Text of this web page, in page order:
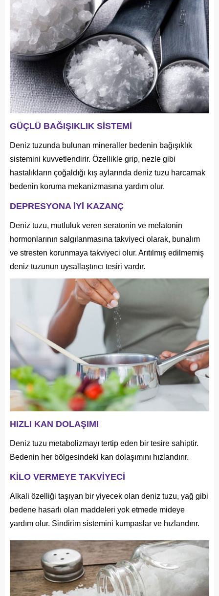
GÜÇLÜ BAĞIŞIKLIK SİSTEMİ
Deniz tuzunda bulunan mineraller bedenin bağışıklık
sistemini kuvvetlendirir. Özellikle grip, nezle gibi
hastalıkların çoğaldığı kış aylarında deniz tuzu harcamak
bedenin koruma mekanizmasına yardım olur.
DEPRESYONA İYİ KAZANÇ
Deniz tuzu, mutluluk veren seratonin ve melatonin
hormonlarının salgılanmasına takviyeci olarak, bunalım
ve stresten korunmaya takviyeci olur. Arıtılmış edilmemiş
deniz tuzunun uysallaştırıcı tesiri vardır.
HIZLI KAN DOLAŞIMI
Deniz tuzu metabolizmayı tertip eden bir tesire sahiptir.
Bedenin her bölgesindeki kan dolaşımını hızlandırır.
KİLO VERMEYE TAKVİYECİ
Alkali özelliği taşıyan bir yiyecek olan deniz tuzu, yağ gibi
bedene hasarlı olan maddeleri yok etmede mideye
yardım olur. Sindirim sistemini kumpaslar ve hızlandırır.